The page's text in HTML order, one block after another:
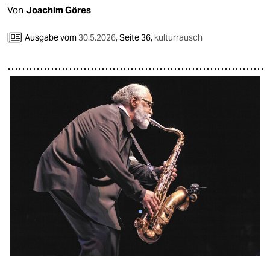
Von Joachim Göres
Ausgabe vom30.5.2026,Seite 36, kulturrausch